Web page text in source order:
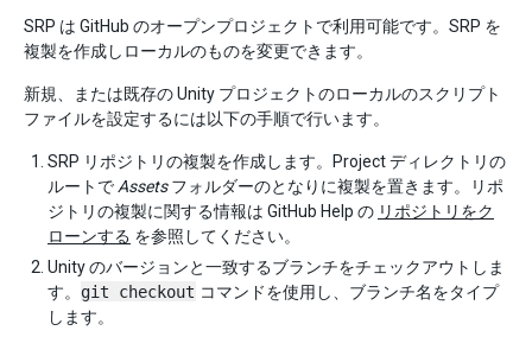
SRP は GitHub のオープンプロジェクトで利用可能です。SRP を
複製を作成しローカルのものを変更できます。
新規、または既存の Unity プロジェクトのローカルのスクリプト
ファイルを設定するには以下の手順で行います。
SRP リポジトリの複製を作成します。Project ディレクトリの
ルートで Assetsフォルダーのとなりに複製を置きます。リポ
ジトリの複製に関する情報は GitHub Help の リポジトリをク
ローンする を参照してください。
Unity のバージョンと一致するブランチをチェックアウトしま
す。 git checkout コマンドを使用し、ブランチ名をタイプ
します。